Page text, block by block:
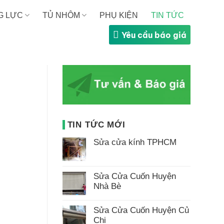
LỰC TỦ NHÔM PHỤ KIỆN TIN TỨC
Yêu cầu báo giá
TIN TỨC MỚI
Sửa cửa kính TPHCM
luận
ở
Sửa
TPHCM
Sửa Cửa Cuốn Huyện
Nhà Bè
bình
luận
Sửa Cửa Cuốn Huyện Củ
Chi